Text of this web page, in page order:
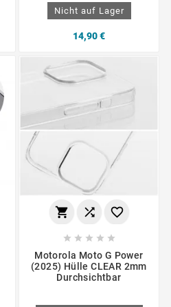
Nicht auf Lager
14,90 €
  
    
Motorola Moto G Power
(2025) Hülle CLEAR 2mm
Durchsichtbar